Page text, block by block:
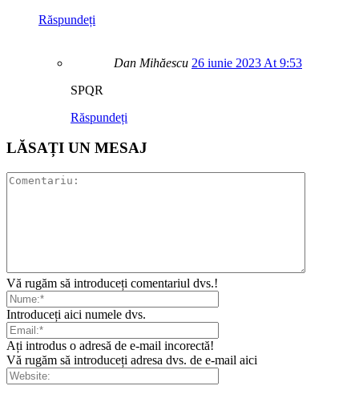
Răspundeți
Dan Mihăescu 26 iunie 2023 At 9:53
SPQR
Răspundeți
LĂSAȚI UN MESAJ
Vă rugăm să introduceți comentariul dvs.!
Introduceți aici numele dvs.
Ați introdus o adresă de e-mail incorectă!
Vă rugăm să introduceți adresa dvs. de e-mail aici